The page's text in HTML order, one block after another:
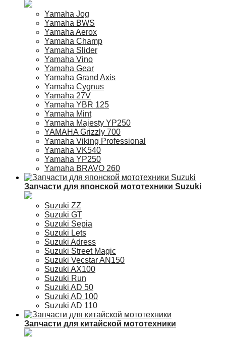
Yamaha Jog
Yamaha BWS
Yamaha Aerox
Yamaha Champ
Yamaha Slider
Yamaha Vino
Yamaha Gear
Yamaha Grand Axis
Yamaha Cygnus
Yamaha 27V
Yamaha YBR 125
Yamaha Mint
Yamaha Majesty YP250
YAMAHA Grizzly 700
Yamaha Viking Professional
Yamaha VK540
Yamaha YP250
Yamaha BRAVO 260
Запчасти для японской мототехники Suzuki
Suzuki ZZ
Suzuki GT
Suzuki Sepia
Suzuki Lets
Suzuki Adress
Suzuki Street Magic
Suzuki Vecstar AN150
Suzuki AX100
Suzuki Run
Suzuki AD 50
Suzuki AD 100
Suzuki AD 110
Запчасти для китайской мототехники